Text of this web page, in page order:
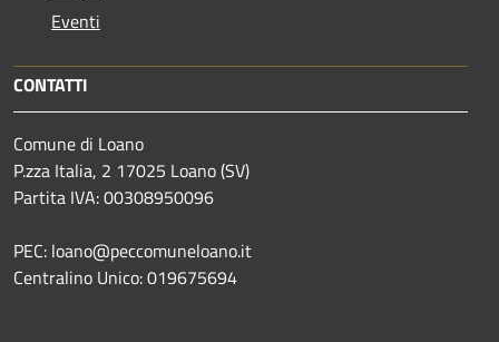
Eventi
CONTATTI
Comune di Loano
P.zza Italia, 2 17025 Loano (SV)
Partita IVA: 00308950096
PEC: loano@peccomuneloano.it
Centralino Unico: 019675694